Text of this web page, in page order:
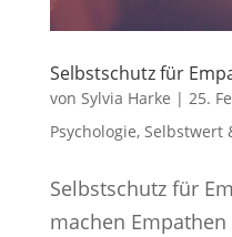
Selbstschutz für
von Sylvia Harke | 25.
Psychologie, Selbstwert
Selbstschutz für
machen